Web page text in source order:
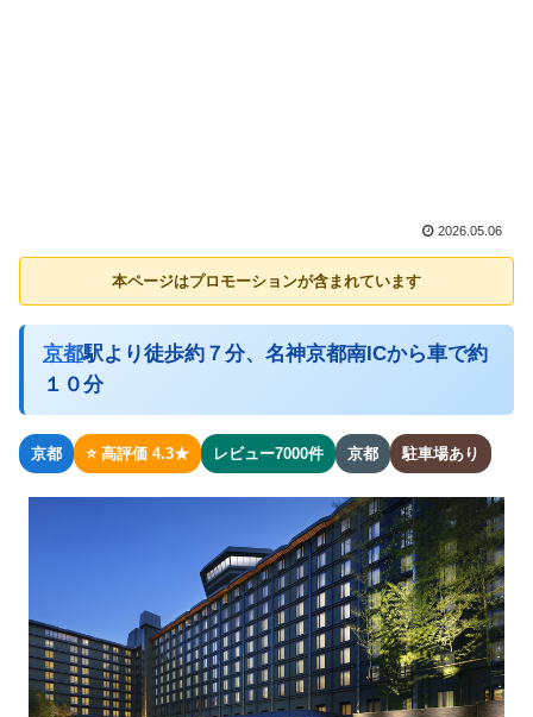
2026.05.06
本ページはプロモーションが含まれています
京都駅より徒歩約７分、名神京都南ICから車で約
１０分
京都 ⭐ 高評価 4.3★ レビュー7000件 京都 駐車場あり